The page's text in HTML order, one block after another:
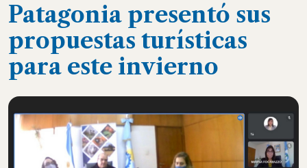
Patagonia presentó sus
propuestas turísticas
para este invierno